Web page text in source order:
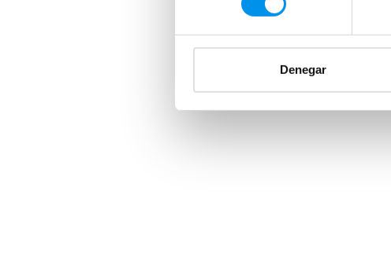
Denegar